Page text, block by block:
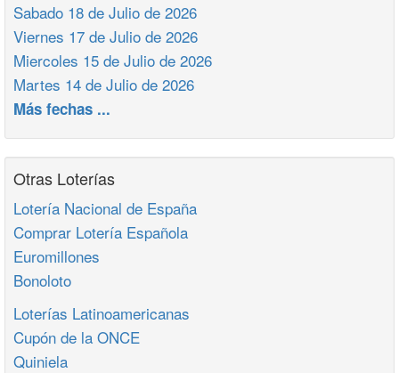
Sabado 18 de Julio de 2026
Viernes 17 de Julio de 2026
Miercoles 15 de Julio de 2026
Martes 14 de Julio de 2026
Más fechas ...
Otras Loterías
Lotería Nacional de España
Comprar Lotería Española
Euromillones
Bonoloto
Loterías Latinoamericanas
Cupón de la ONCE
Quiniela